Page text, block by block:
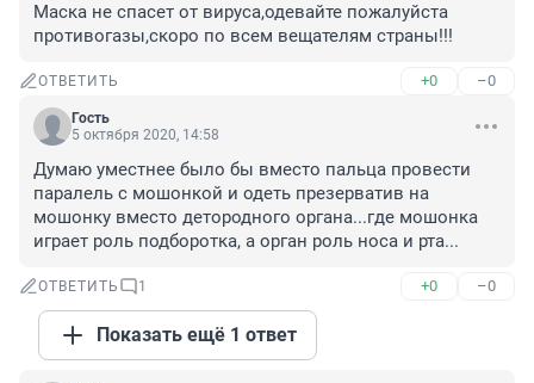
Маска не спасет от вируса,одевайте пожалуйста
противогазы,скоро по всем вещателям страны!!!
ОТВЕТИТЬ +0 –0
Гость
5 октября 2020, 14:58
Думаю уместнее было бы вместо пальца провести
паралель с мошонкой и одеть презерватив на
мошонку вместо детородного органа...где мошонка
играет роль подборотка, а орган роль носа и рта...
ОТВЕТИТЬ 1 +0 –0
Показать ещё 1 ответ